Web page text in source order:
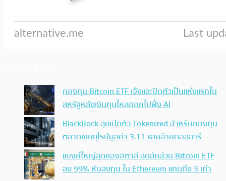
กองทุน Bitcoin ETF เจ๊งและปิดตัวเป็นแห่งแรกใน
สหรัฐหลังเงินทุนไหลออกไปฝั่ง AI
BlackRock ลุยเปิดตัว Tokenized สำหรับกองทุน
ตลาดเงินยุโรปมูลค่า 3.11 แสนล้านดอลลาร์
แบงก์ใหญ่สุดของอิตาลี ลดสัดส่วน Bitcoin ETF
ลง 99% หันลงทุน ใน Ethereum แทนถึง 3 เท่า